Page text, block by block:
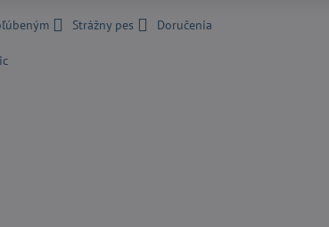
Strážny pes Doručenia